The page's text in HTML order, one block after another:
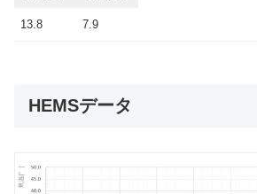
13.8 7.9
HEMSデータ